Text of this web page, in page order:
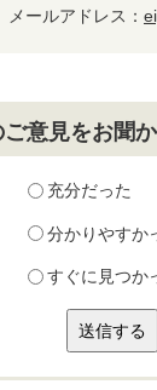
メールアドレス：
意見をお聞
充分だった
分かりやすか
すぐに見つか